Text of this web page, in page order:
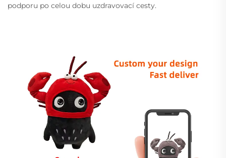
podporu po celou dobu uzdravovací cesty.